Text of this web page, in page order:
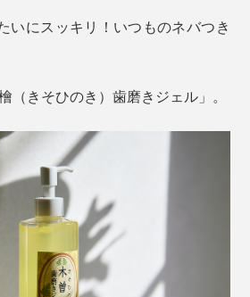
いにスッキリ！いつものネバつき
（きそひのき）歯磨きジェル」。